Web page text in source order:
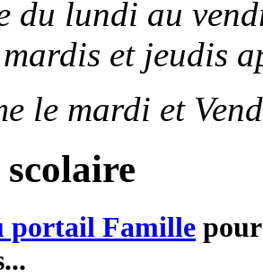
du lundi au
et jeudis
le mardi et
portail Famille